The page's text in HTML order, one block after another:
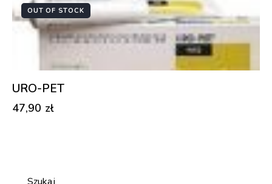
OUT OF STOCK
URO-PET
47,90 zł